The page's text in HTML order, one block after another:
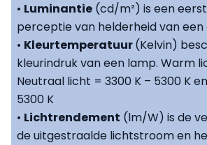
• Luminantie (cd/m²) is een
perceptie van helderheid van
• Kleurtemperatuur(Kelvin)
kleurindruk van een lamp. Warm
Neutraal licht = 3300 K – 5300 K
5300 K
• Lichtrendement (lm/W) is de
de uitgestraalde lichtstroom en